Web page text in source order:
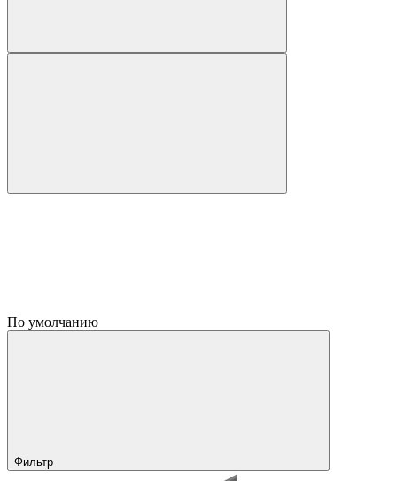
По умолчанию
Фильтр